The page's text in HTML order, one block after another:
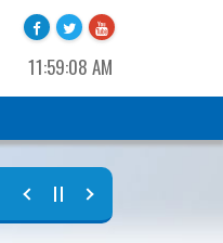
11:59:08 AM
২০২৬-২০২৮